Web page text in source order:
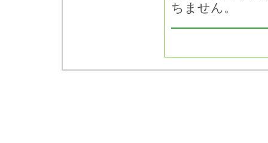
ちません。